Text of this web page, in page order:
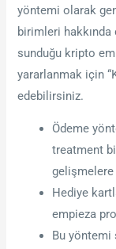
yöntemi olarak
birimleri hakkında
sunduğu kripto
yararlanmak için
edebilirsiniz.
Ödeme
treatment
gelişmelere
Hediye
empieza
Bu yöntemi